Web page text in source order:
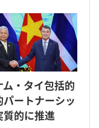
ム・タイ包括的
パートナーシッ
質的に推進